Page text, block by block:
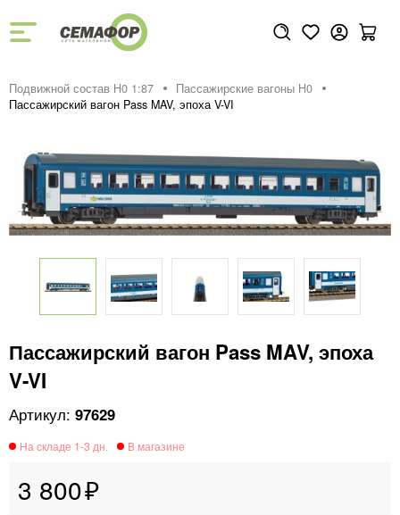
Подвижной состав H0 1:87
Пассажирские вагоны H0
Пассажирский вагон Pass MAV, эпоха V-VI
Пассажирский вагон Pass MAV, эпоха
V-VI
97629
3 800